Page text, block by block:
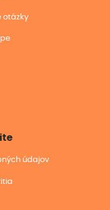
otázky
údajov